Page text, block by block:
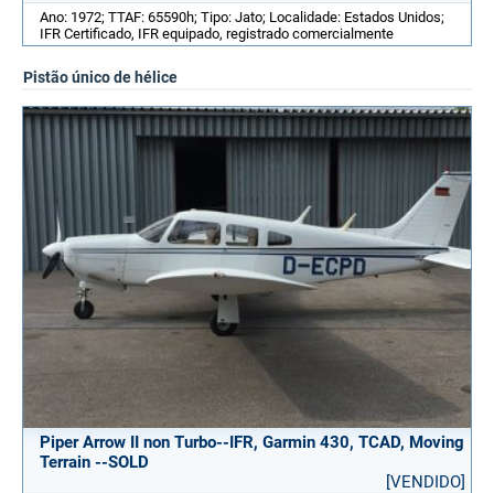
Ano: 1972; TTAF: 65590h; Tipo: Jato; Localidade: Estados Unidos;
IFR Certificado, IFR equipado, registrado comercialmente
Pistão único de hélice
Piper Arrow II non Turbo--IFR, Garmin 430, TCAD, Moving
Terrain --SOLD
[VENDIDO]